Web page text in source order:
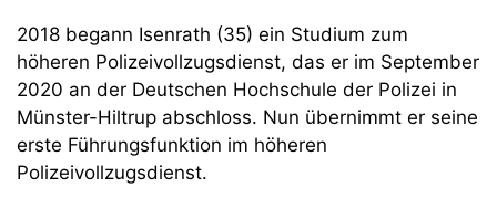
2018 begann Isenrath (35) ein Studium zum
höheren Polizeivollzugsdienst, das er im September
2020 an der Deutschen Hochschule der Polizei in
Münster-Hiltrup abschloss. Nun übernimmt er seine
erste Führungsfunktion im höheren
Polizeivollzugsdienst.